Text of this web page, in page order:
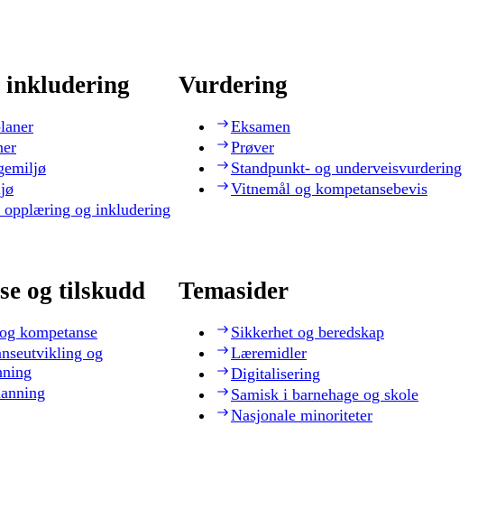
opplæring og inkludering
Vurdering
Eksamen
Prøver
Standpunkt- og underveisvurdering
Vitnemål og kompetansebevis
og tilskudd
kompetanse
og
Temasider
Sikkerhet og beredskap
Læremidler
Digitalisering
Samisk i barnehage og skole
Nasjonale minoriteter